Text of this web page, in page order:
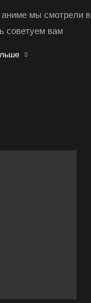
мы смотрели в
советуем вам